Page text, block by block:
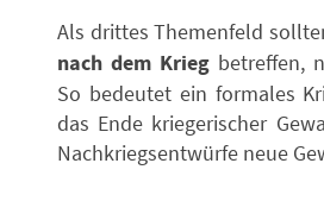
Als drittes Themenfeld
nach dem Krieg betreffen,
So bedeutet ein formales
das Ende kriegerischer
Nachkriegsentwürfe neue